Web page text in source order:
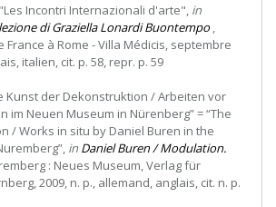
Incontri Internazionali d'arte", in
di Graziella Lonardi Buontempo,
France à Rome - Villa Médicis, septembre
italien, cit. p. 58, repr. p. 59
Kunst der Dekonstruktion / Arbeiten vor
im Neuen Museum in Nürenberg” = “The
/ Works in situ by Daniel Buren in the
in Daniel Buren / Modulation.
: Neues Museum, Verlag für
2009, n. p., allemand, anglais, cit. n. p.